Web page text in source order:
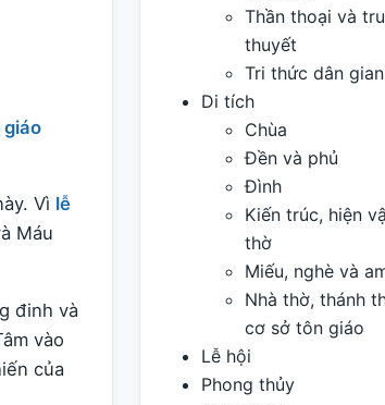
giáo
Vì lễ
Máu
đinh và
vào
của
Thần thoại và
thuyết
Tri thức dân gian
Di tích
Chùa
Đền và phủ
Đình
Kiến trúc, hiện
thờ
Miếu, nghè và
Nhà thờ, thánh
cơ sở tôn giáo
Lễ hội
Phong thủy